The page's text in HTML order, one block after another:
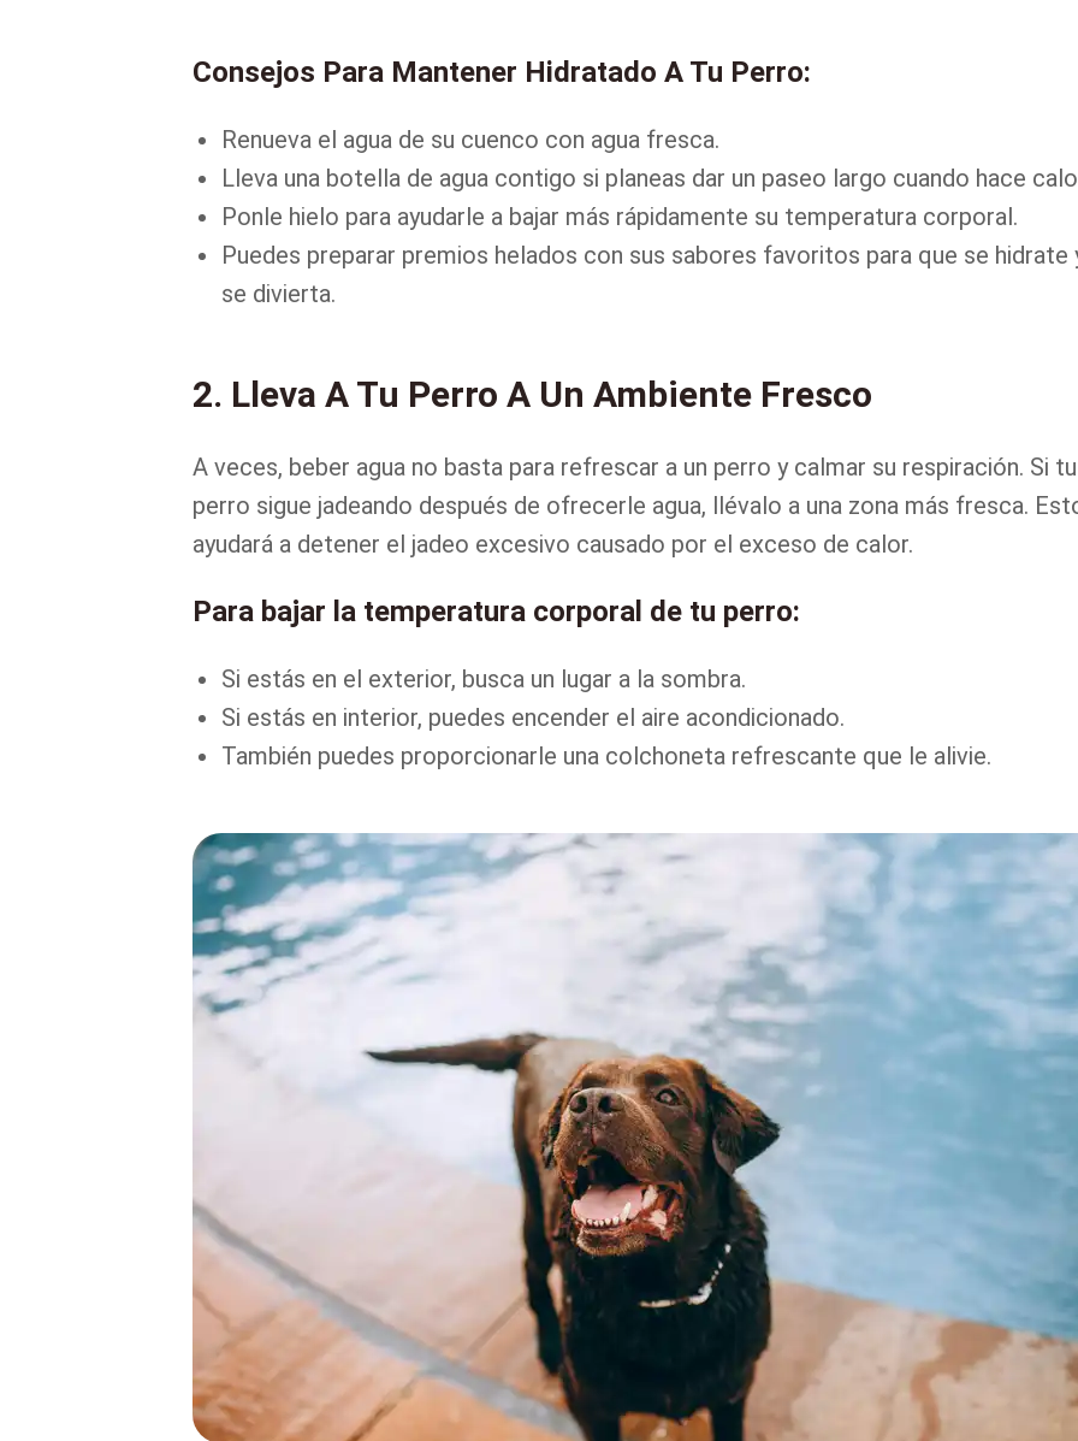
Consejos Para Mantener Hidratado A Tu Perro:
Renueva el agua de su cuenco con agua fresca.
Lleva una botella de agua contigo si planeas dar un paseo largo cuando hace
Ponle hielo para ayudarle a bajar más rápidamente su temperatura corporal.
Puedes preparar premios helados con sus sabores favoritos para que se hidrate
se divierta.
2. Lleva A Tu Perro A Un Ambiente Fresco
A veces, beber agua no basta para refrescar a un perro y calmar su respiración. Si tu
perro sigue jadeando después de ofrecerle agua, llévalo a una zona más fresca.
ayudará a detener el jadeo excesivo causado por el exceso de calor.
Para bajar la temperatura corporal de tu perro:
Si estás en el exterior, busca un lugar a la sombra.
Si estás en interior, puedes encender el aire acondicionado.
También puedes proporcionarle una colchoneta refrescante que le alivie.